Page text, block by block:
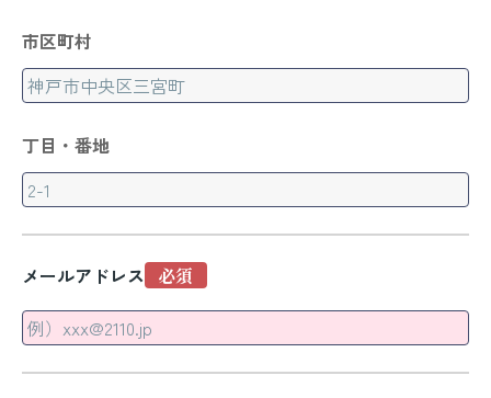
市区町村
丁目・番地
メールアドレス